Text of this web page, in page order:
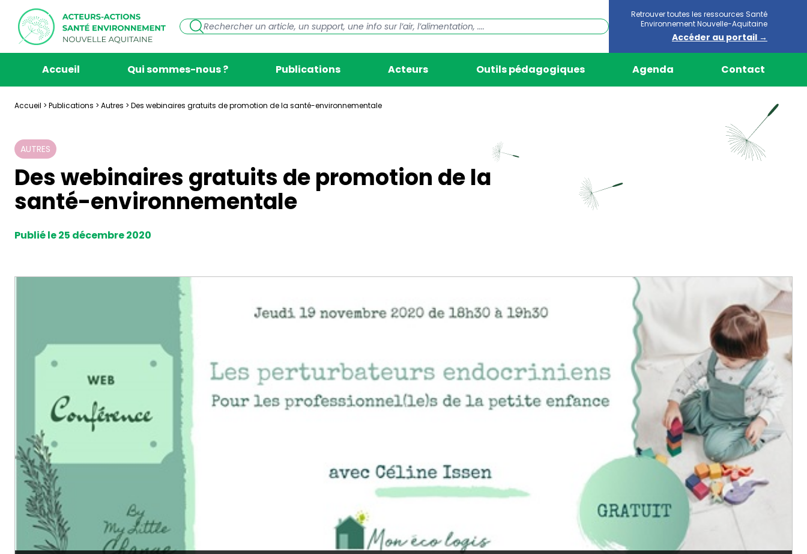
Retrouver toutes les ressources Santé
Environnement Nouvelle-Aquitaine
Accéder au portail →
Accueil Qui sommes-nous ? Publications Acteurs Outils pédagogiques Agenda Contact
Accueil > Publications > Autres > Des webinaires gratuits de promotion de la santé-environnementale
AUTRES
Des webinaires gratuits de promotion de la
santé-environnementale
Publié le 25 décembre 2020